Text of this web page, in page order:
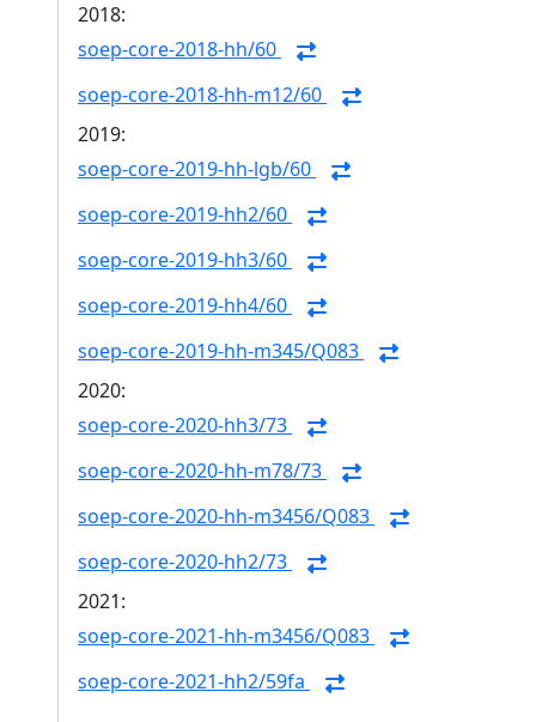
2018:
soep-core-2018-hh/60
soep-core-2018-hh-m12/60
2019:
soep-core-2019-hh-lgb/60
soep-core-2019-hh2/60
soep-core-2019-hh3/60
soep-core-2019-hh4/60
soep-core-2019-hh-m345/Q083
2020:
soep-core-2020-hh3/73
soep-core-2020-hh-m78/73
soep-core-2020-hh-m3456/Q083
soep-core-2020-hh2/73
2021:
soep-core-2021-hh-m3456/Q083
soep-core-2021-hh2/59fa